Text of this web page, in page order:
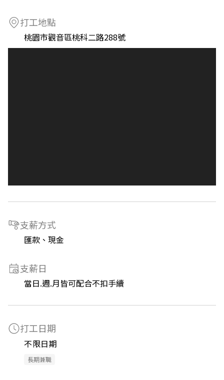
打工地點
桃園市觀音區桃科二路288號
支薪方式
匯款、現金
支薪日
當日.週.月皆可配合不扣手續
打工日期
不限日期
長期兼職